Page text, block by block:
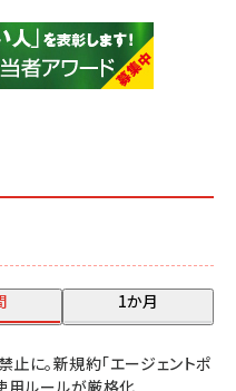
1か月
に。新規約「エージェントポ
用ルールが厳格化